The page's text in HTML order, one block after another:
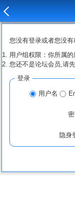
您没有登录或者您没
用户组权限：你所属
您还不是论坛会员,请
登录
用户名
隐身